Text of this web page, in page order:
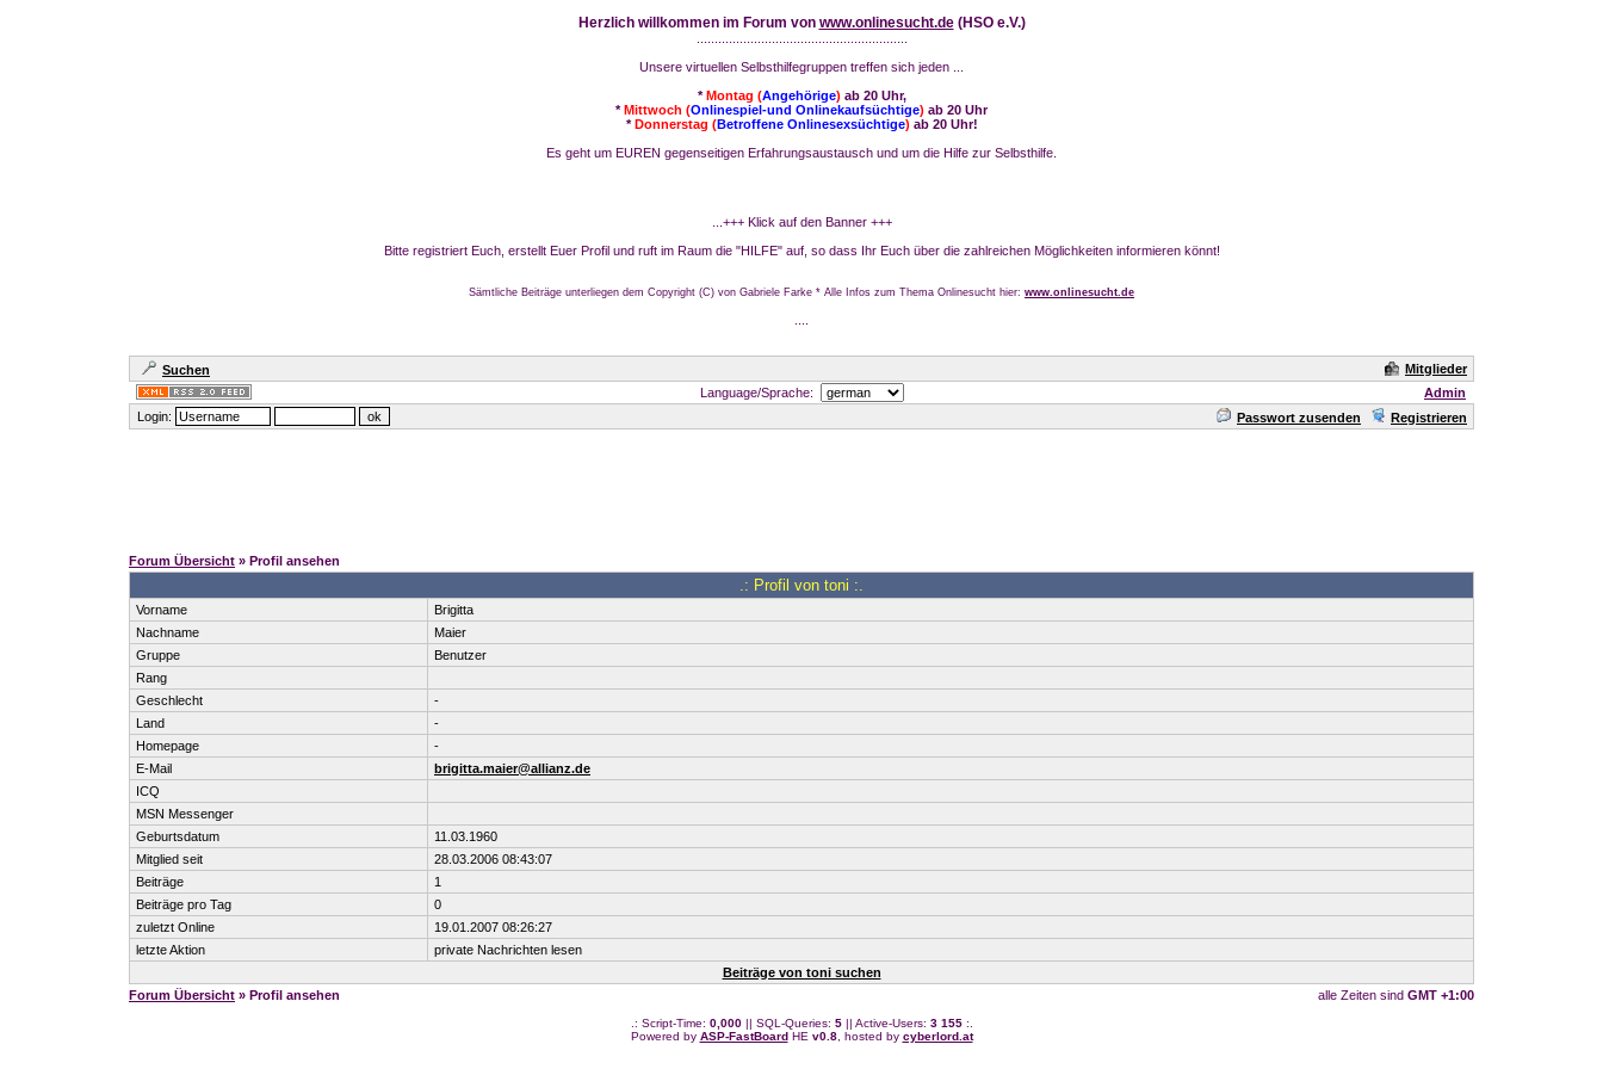
Herzlich willkommen im Forum von www.onlinesucht.de(HSO e.V.)
Unsere virtuellen Selbsthilfegruppen treffen sich jeden ...
*Montag (Angehörige) ab 20 Uhr,
*Mittwoch (Onlinespiel-und Onlinekaufsüchtige) ab 20 Uhr
*Donnerstag (Betroffene Onlinesexsüchtige) ab 20 Uhr!
Es geht um EUREN gegenseitigen Erfahrungsaustausch und um die Hilfe zur Selbsthilfe.
...+++ Klick auf den Banner +++
Bitte registriert Euch, erstellt Euer Profil und ruft im Raum die "HILFE" auf, so dass Ihr Euch über die zahlreichen Möglichkeiten informieren könnt!
Sämtliche Beiträge unterliegen dem Copyright (C) von Gabriele Farke * Alle Infos zum Thema Onlinesucht hier: www.onlinesucht.de
Suchen
Mitglieder
Language/Sprache:
Admin
Login:
Passwort zusenden Registrieren
Forum Übersicht » Profil ansehen
.: Profil von toni :.
Vorname
Brigitta
Nachname
Maier
Gruppe
Benutzer
Rang
Geschlecht
-
Land
-
Homepage
-
E-Mail
brigitta.maier@allianz.de
ICQ
MSN Messenger
Geburtsdatum
11.03.1960
Mitglied seit
28.03.2006 08:43:07
Beiträge
1
Beiträge pro Tag
0
zuletzt Online
19.01.2007 08:26:27
letzte Aktion
private Nachrichten lesen
Beiträge von toni suchen
Forum Übersicht » Profil ansehen alle Zeiten sind GMT +1:00
.: Script-Time: 0,000|| SQL-Queries: 5|| Active-Users: 3 155:.
Powered by ASP-FastBoardHE v0.8, hosted by cyberlord.at